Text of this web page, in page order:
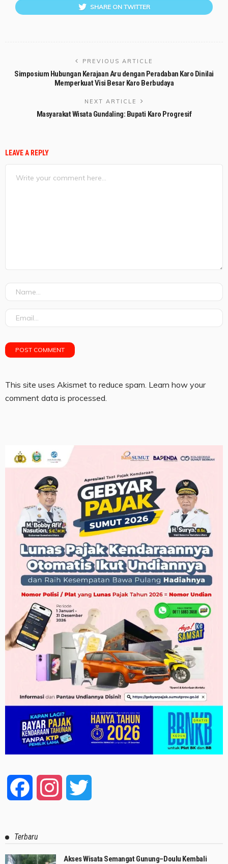
SHARE ON TWITTER
PREVIOUS ARTICLE
Simposium Hubungan Kerajaan Aru dengan Peradaban Karo Dinilai
Memperkuat Visi Besar Karo Berbudaya
NEXT ARTICLE
Masyarakat Wisata Gundaling: Bupati Karo Progresif
LEAVE A REPLY
This site uses Akismet to reduce spam. Learn how your
comment data is processed.
Facebook Instagram
Terbaru
Akses Wisata Semangat Gunung–Doulu Kembali